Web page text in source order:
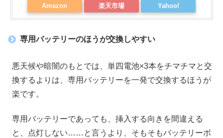
Amazon 楽天市場 Yahoo!
専用バッテリーのほうが交換しやすい
悪天候や暗闇のもとでは、単四電池×3本をチマチマと交
換するよりは、専用バッテリーを一発で交換するほうが
楽です。
専用バッテリーであっても、挿入する向きを間違える
と、点灯しない……と言うより、そもそもバッテリーボ